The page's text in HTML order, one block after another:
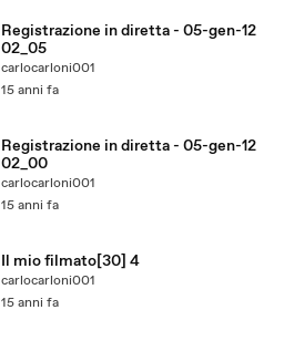
Registrazione in diretta - 05-gen-12
02_05
carlocarloni001
15 anni fa
Registrazione in diretta - 05-gen-12
02_00
carlocarloni001
15 anni fa
Il mio filmato[30] 4
carlocarloni001
15 anni fa